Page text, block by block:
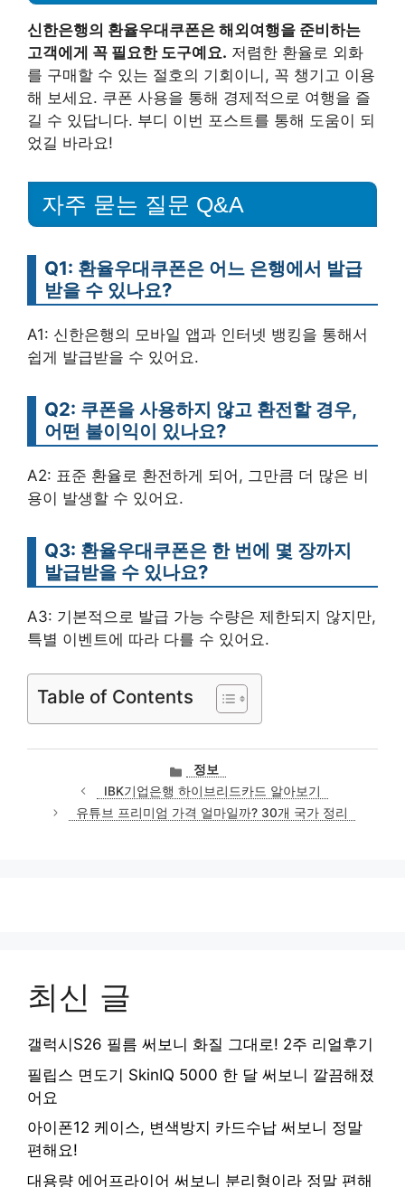
신한은행의 환율우대쿠폰은 해외여행을 준비하는
고객에게 꼭 필요한 도구예요. 저렴한 환율로 외화
를 구매할 수 있는 절호의 기회이니, 꼭 챙기고 이용
해 보세요. 쿠폰 사용을 통해 경제적으로 여행을 즐
길 수 있답니다. 부디 이번 포스트를 통해 도움이 되
었길 바라요!
자주 묻는 질문 Q&A
Q1: 환율우대쿠폰은 어느 은행에서 발급
받을 수 있나요?
A1: 신한은행의 모바일 앱과 인터넷 뱅킹을 통해서
쉽게 발급받을 수 있어요.
Q2: 쿠폰을 사용하지 않고 환전할 경우,
어떤 불이익이 있나요?
A2: 표준 환율로 환전하게 되어, 그만큼 더 많은 비
용이 발생할 수 있어요.
Q3: 환율우대쿠폰은 한 번에 몇 장까지
발급받을 수 있나요?
A3: 기본적으로 발급 가능 수량은 제한되지 않지만,
특별 이벤트에 따라 다를 수 있어요.
Table of Contents
카
테
고
리
정보
IBK기업은행 하이브리드카드 알아보기
유튜브 프리미엄 가격 얼마일까? 30개 국가 정리
최신 글
갤럭시S26 필름 써보니 화질 그대로! 2주 리얼후기
필립스 면도기 SkinIQ 5000 한 달 써보니 깔끔해졌
어요
아이폰12 케이스, 변색방지 카드수납 써보니 정말
편해요!
대용량 에어프라이어 써보니 분리형이라 정말 편해